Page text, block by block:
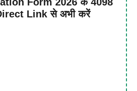
Form 2026 के 4098
Direct Link से अभी करें